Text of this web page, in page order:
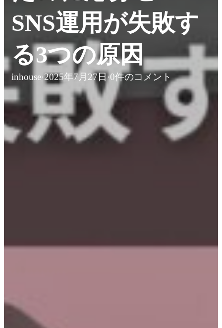
SNS運用が失敗す
る3つの原因
inhouse·2025年7月27日·0件のコメント